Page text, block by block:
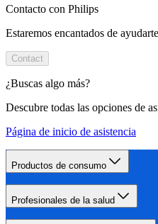
Contacto con Philips
Estaremos encantados de
Contact
¿Buscas algo más?
Descubre todas las opciones de
Página de inicio de asistencia
Productos de consumo
Profesionales de la salud